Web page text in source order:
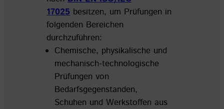
17025 besitzen, um Prüfungen in
folgenden Bereichen
durchzuführen:
Chemische, physikalische und
mechanisch-technologische
Prüfungen von
Bedarfsgegenstanden,
Schuhen und Werkstoffen aus